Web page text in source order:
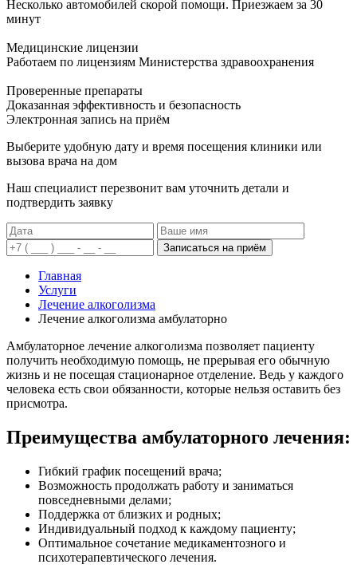
Несколько автомобилей скорой помощи. Приезжаем за 30
минут
Медицинские лицензии
Работаем по лицензиям Министерства здравоохранения
Проверенные препараты
Доказанная эффективность и безопасность
Электронная запись на приём
Выберите удобную дату и время посещения клиники или
вызова врача на дом
Наш специалист перезвонит вам уточнить детали и
подтвердить заявку
Записаться на приём
Главная
Услуги
Лечение алкоголизма
Лечение алкоголизма амбулаторно
Амбулаторное лечение алкоголизма позволяет пациенту
получить необходимую помощь, не прерывая его обычную
жизнь и не посещая стационарное отделение. Ведь у каждого
человека есть свои обязанности, которые нельзя оставить без
присмотра.
Преимущества амбулаторного лечения:
Гибкий график посещений врача;
Возможность продолжать работу и заниматься
повседневными делами;
Поддержка от близких и родных;
Индивидуальный подход к каждому пациенту;
Оптимальное сочетание медикаментозного и
психотерапевтического лечения.